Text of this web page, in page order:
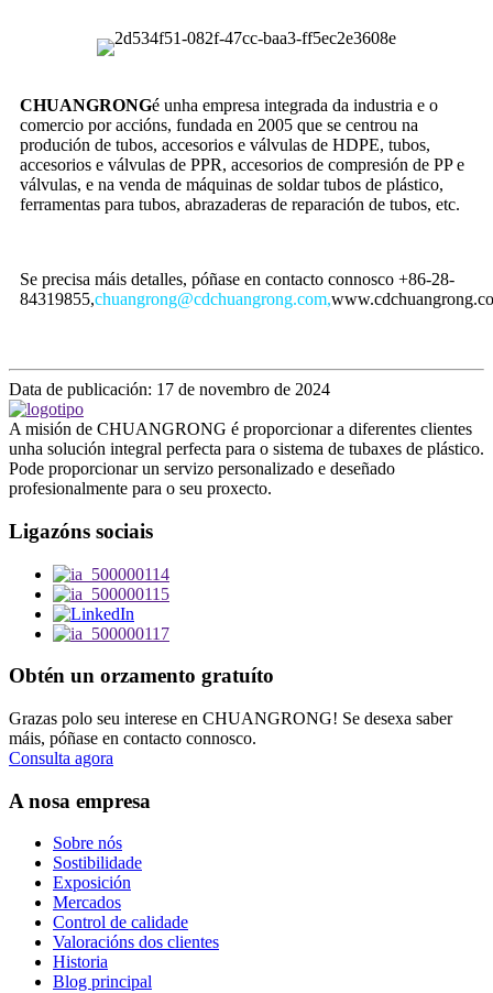
CHUANGRONGé unha empresa integrada da industria e o
comercio por accións, fundada en 2005 que se centrou na
produción de tubos, accesorios e válvulas de HDPE, tubos,
accesorios e válvulas de PPR, accesorios de compresión de PP e
válvulas, e na venda de máquinas de soldar tubos de plástico,
ferramentas para tubos, abrazaderas de reparación de tubos, etc.
Se precisa máis detalles, póñase en contacto connosco +86-28-
84319855,chuangrong@cdchuangrong.com,
Data de publicación: 17 de novembro de 2024
A misión de CHUANGRONG é proporcionar a diferentes clientes
unha solución integral perfecta para o sistema de tubaxes de plástico.
Pode proporcionar un servizo personalizado e deseñado
profesionalmente para o seu proxecto.
Ligazóns sociais
Obtén un orzamento gratuíto
Grazas polo seu interese en CHUANGRONG! Se desexa saber
máis, póñase en contacto connosco.
Consulta agora
A nosa empresa
Sobre nós
Sostibilidade
Exposición
Mercados
Control de calidade
Valoracións dos clientes
Historia
Blog principal